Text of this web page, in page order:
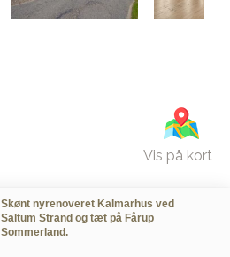
Vis på kort
Skønt nyrenoveret Kalmarhus ved
Saltum Strand og tæt på Fårup
Sommerland.